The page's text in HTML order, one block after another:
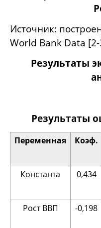
Источник:
World Bank Data
Результаты
Результаты
Переменная Коэф.
Константа 0,434
Рост ВВП -0,198